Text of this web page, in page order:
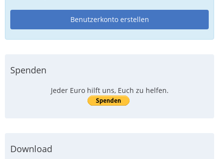
Benutzerkonto erstellen
Spenden
Jeder Euro hilft uns, Euch zu helfen.
Download